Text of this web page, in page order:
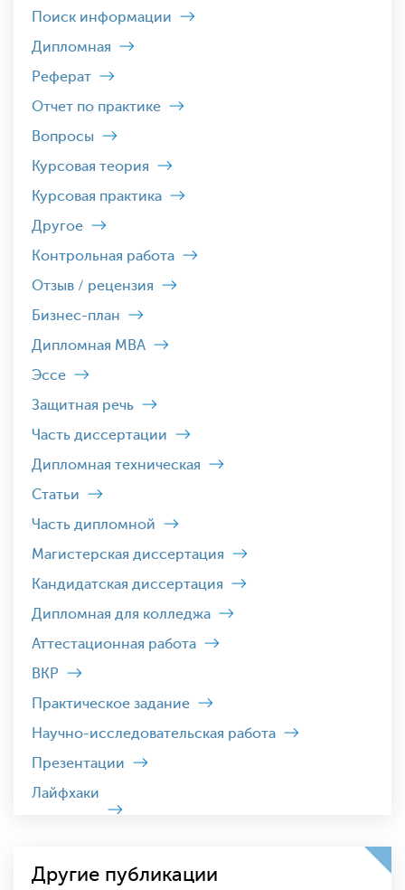
Поиск информации
Дипломная
Реферат
Отчет по практике
Вопросы
Курсовая теория
Курсовая практика
Другое
Контрольная работа
Отзыв / рецензия
Бизнес-план
Дипломная MBA
Эссе
Защитная речь
Часть диссертации
Дипломная техническая
Статьи
Часть дипломной
Магистерская диссертация
Кандидатская диссертация
Дипломная для колледжа
Аттестационная работа
ВКР
Практическое задание
Научно-исследовательская работа
Презентации
Лайфхаки
Другие публикации